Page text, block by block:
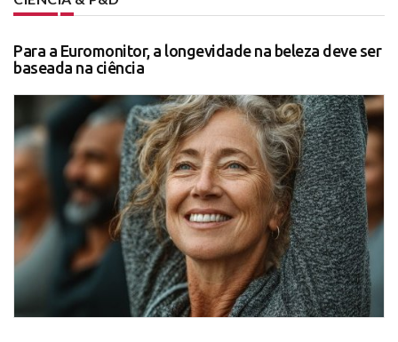
Para a Euromonitor, a longevidade na beleza deve ser
baseada na ciência